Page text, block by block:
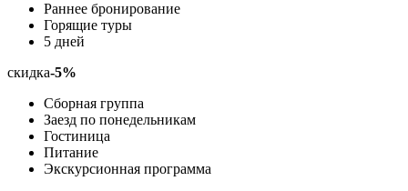
Раннее бронирование
Горящие туры
5 дней
скидка-5%
Сборная группа
Заезд по понедельникам
Гостиница
Питание
Экскурсионная программа